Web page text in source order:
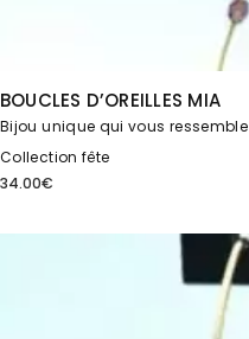
BOUCLES D’OREILLES MIA
Bijou unique qui vous ressemble
Collection fête
34.00€